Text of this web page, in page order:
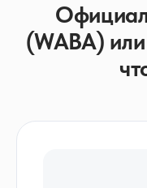
(WABA)